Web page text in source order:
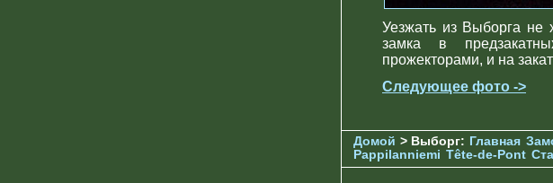
Уезжать из Выборга не
замка в
прожекторами, и на
Следующее фото ->
Домой > Выборг: Главная
Pappilanniemi Tête-de-Pont